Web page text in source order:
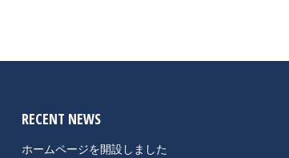
RECENT NEWS
ホームページを開設しました